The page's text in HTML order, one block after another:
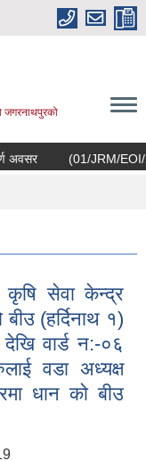
जगरनाथपुरको
ब्यक्तिहरुलाई सुवर्ण अवसर (01/JRM/EOI/
कृषि सेवा केन्द्र
(हर्दिनाथ १)
वार्ड न:-०६
वडा अध्यक्ष
धान को बीउ